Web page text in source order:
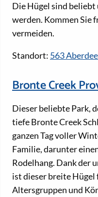
Die Hügel sind
werden. Kommen Sie
vermeiden.
Standort: 563
Bronte Creek
Dieser beliebte Park,
tiefe Bronte Creek
ganzen Tag voller
Familie, darunter
Rodelhang. Dank der
ist dieser breite Hügel
Altersgruppen und